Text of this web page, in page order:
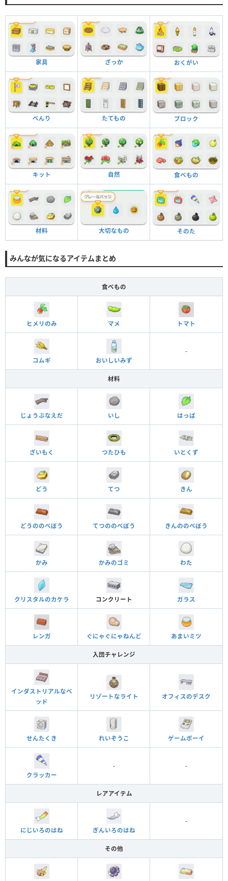
家具 ざっか おくがい
べんり たてもの ブロック
キット 自然 食べもの
材料 大切なもの そのた
みんなが気になるアイテムまとめ
食べもの
ヒメリのみ マメ トマト
コムギ おいしいみず
-
材料
じょうぶなえだ いし はっぱ
ざいもく つたひも いとくず
どう てつ きん
どうののべぼう てつののべぼう きんののべぼう
かみ かみのゴミ わた
クリスタルのカケラ コンクリート ガラス
レンガ ぐにゃぐにゃねんど あまいミツ
入団チャレンジ
インダストリアルなベ
ッド
リゾートなライト オフィスのデスク
せんたくき れいぞうこ ゲームボーイ
クラッカー
- -
レアアイテム
にじいろのはね ぎんいろのはね
-
その他